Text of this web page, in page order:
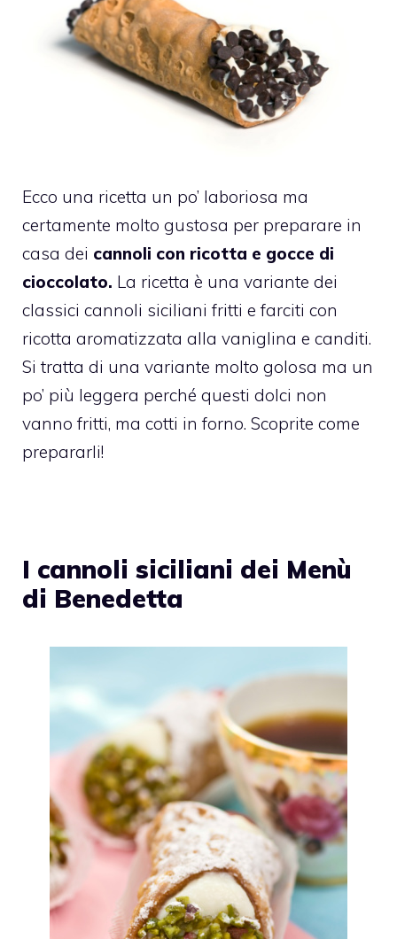
Ecco una ricetta un po’ laboriosa ma
certamente molto gustosa per preparare in
casa dei cannoli con ricotta e gocce di
cioccolato. La ricetta è una variante dei
classici cannoli siciliani fritti e farciti con
ricotta aromatizzata alla vaniglina e canditi.
Si tratta di una variante molto golosa ma un
po’ più leggera perché questi dolci non
vanno fritti, ma cotti in forno. Scoprite come
prepararli!
I cannoli siciliani dei Menù
di Benedetta